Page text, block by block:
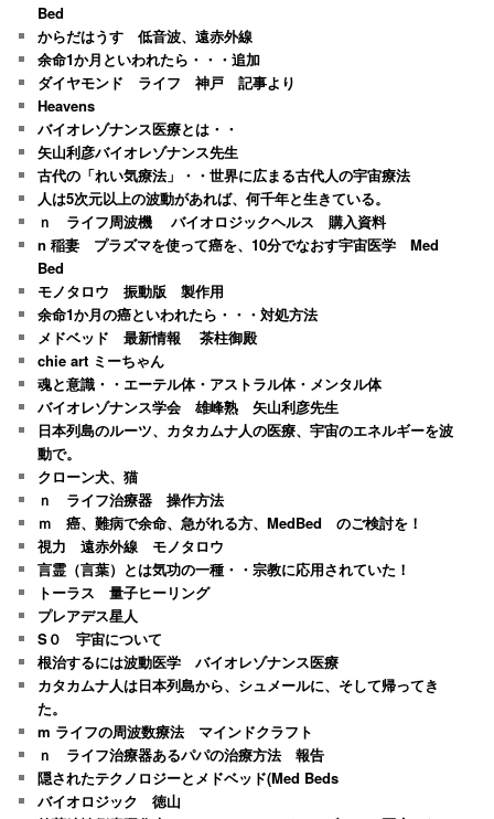
Bed
からだはうす 低音波、遠赤外線
余命1か月といわれたら・・・追加
ダイヤモンド ライフ 神戸 記事より
Heavens
バイオレゾナンス医療とは・・
矢山利彦バイオレゾナンス先生
古代の「れい気療法」・・世界に広まる古代人の宇宙療法
人は5次元以上の波動があれば、何千年と生きている。
ｎ ライフ周波機 バイオロジックヘルス 購入資料
n 稲妻 プラズマを使って癌を、10分でなおす宇宙医学 Med
Bed
モノタロウ 振動版 製作用
余命1か月の癌といわれたら・・・対処方法
メドベッド 最新情報 茶柱御殿
chie art ミーちゃん
魂と意識・・エーテル体・アストラル体・メンタル体
バイオレゾナンス学会 雄峰熟 矢山利彦先生
日本列島のルーツ、カタカムナ人の医療、宇宙のエネルギーを波
動で。
クローン犬、猫
ｎ ライフ治療器 操作方法
ｍ 癌、難病で余命、急がれる方、MedBed のご検討を！
視力 遠赤外線 モノタロウ
言霊（言葉）とは気功の一種・・宗教に応用されていた！
トーラス 量子ヒーリング
プレアデス星人
S０ 宇宙について
根治するには波動医学 バイオレゾナンス医療
カタカムナ人は日本列島から、シュメールに、そして帰ってき
た。
m ライフの周波数療法 マインドクラフト
ｎ ライフ治療器あるパパの治療方法 報告
隠されたテクノロジーとメドベッド(Med Beds
バイオロジック 徳山